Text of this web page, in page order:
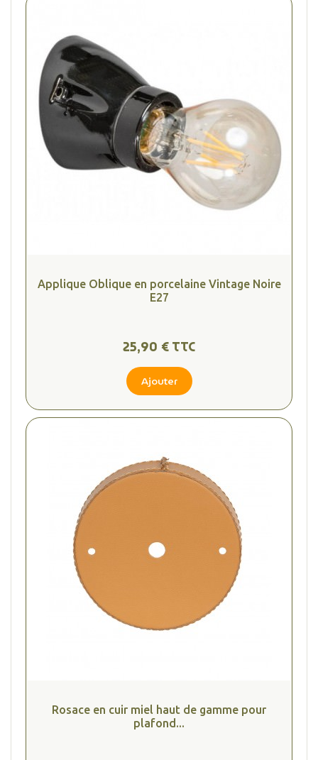
(1
Applique Oblique en porcelaine Vintage Noire
E27
25,90 € TTC
Ajouter
Rosace en cuir miel haut de gamme pour
plafond...